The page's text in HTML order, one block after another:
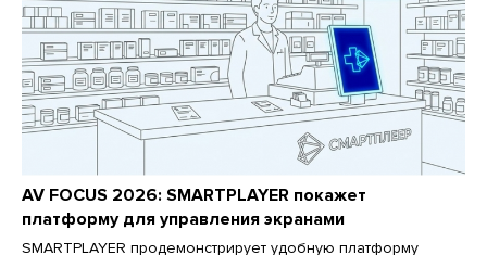
AV FOCUS 2026: SMARTPLAYER покажет
платформу для управления экранами
SMARTPLAYER продемонстрирует удобную платформу